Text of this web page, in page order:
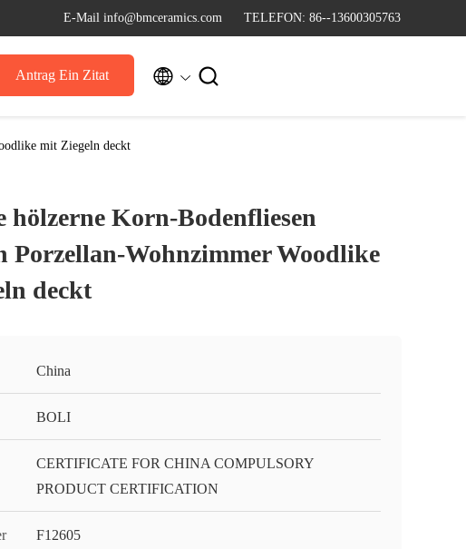
E-Mail info@bmceramics.com TELEFON: 86--13600305763
Antrag Ein Zitat  
mit Ziegeln deckt
hölzerne Korn-Bodenfliesen
Porzellan-Wohnzimmer Woodlike
deckt
China
BOLI
CERTIFICATE FOR CHINA COMPULSORY
PRODUCT CERTIFICATION
F12605